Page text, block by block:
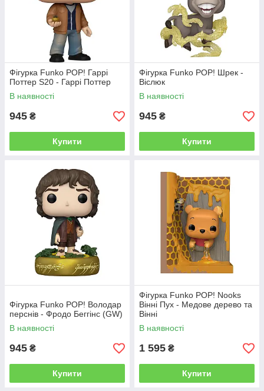
Фігурка Funko POP! Гаррі
Поттер S20 - Гаррі Поттер
В наявності
945 ₴
Купити
Фігурка Funko POP! Шрек -
Віслюк
В наявності
945 ₴
Купити
Фігурка Funko POP! Володар
перснів - Фродо Беггінс (GW)
В наявності
945 ₴
Купити
Фігурка Funko POP! Nooks
Вінні Пух - Медове дерево та
Вінні
В наявності
1 595 ₴
Купити